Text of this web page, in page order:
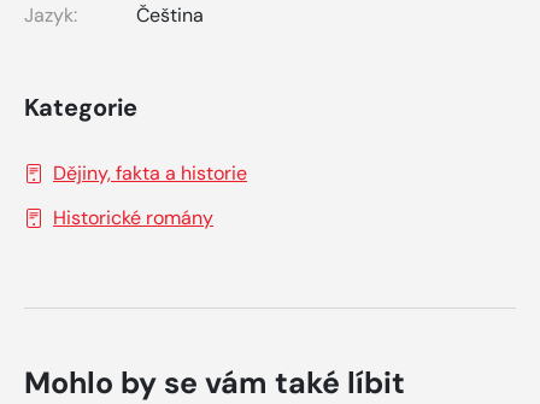
Jazyk:
Čeština
Kategorie
Dějiny, fakta a historie
Historické romány
Mohlo by se vám také líbit